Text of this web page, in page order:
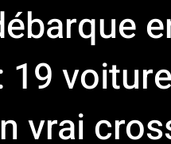
19
vrai